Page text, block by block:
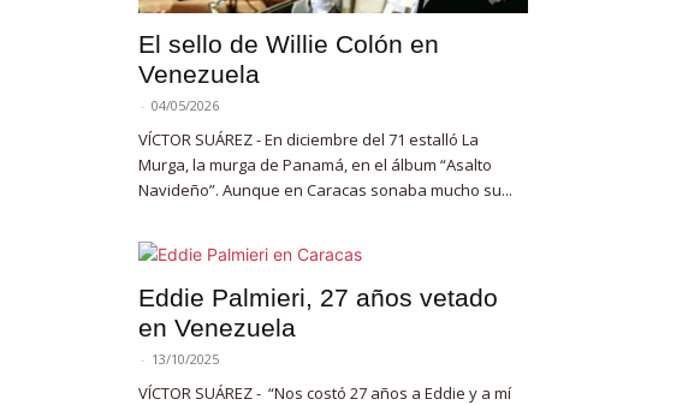
El sello de Willie Colón en
Venezuela
- 04/05/2026
VÍCTOR SUÁREZ - En diciembre del 71 estalló La
Murga, la murga de Panamá, en el álbum “Asalto
Navideño”. Aunque en Caracas sonaba mucho su...
Eddie Palmieri, 27 años vetado
en Venezuela
- 13/10/2025
VÍCTOR SUÁREZ - “Nos costó 27 años a Eddie y a mí